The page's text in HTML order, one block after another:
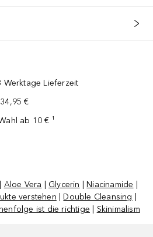
Werktage Lieferzeit
€
ab 10 € ¹
Aloe Vera Glycerin |Niacinamide
verstehen |Double Cleansing
ist die richtige
Skinimalism